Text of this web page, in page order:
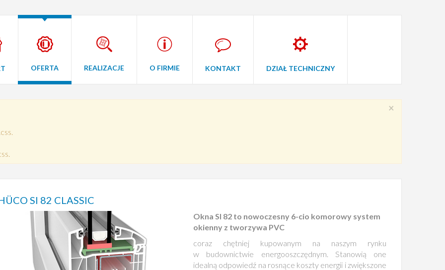
OFERTA REALIZACJE O FIRMIE KONTAKT DZIAŁ TECHNICZNY
×
SI 82 CLASSIC
Okna SI 82 to nowoczesny 6-cio komorowy system
okienny z tworzywa PVC
coraz chętniej kupowanym na naszym rynku
w budownictwie energooszczędnym. Stanowią one
idealną odpowiedź na rosnące koszty energii i zwiększone